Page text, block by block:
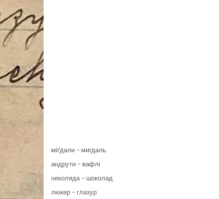
міґдали – мигдаль
андрути – вафлі
чеколяда – шоколад
люкер – глазур